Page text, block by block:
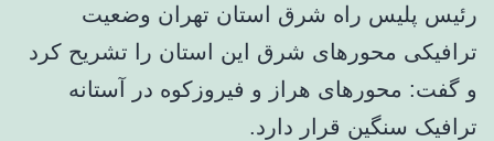
رئیس پلیس راه شرق استان تهران وضعیت
ترافیکی محورهای شرق این استان را تشریح کرد
و گفت: محورهای هراز و فیروزکوه در آستانه
ترافیک سنگین قرار دارد.